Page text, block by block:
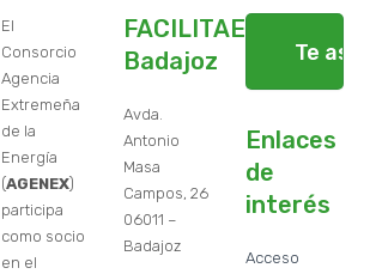
El
Consorcio
Agencia
Extremeña
de la
Energía
(AGENEX)
participa
como socio
en el
FACILITAEx
Badajoz
Avda.
Antonio
Masa
Campos, 26
06011 –
Badajoz
Te
Enlaces
de
interés
Acceso